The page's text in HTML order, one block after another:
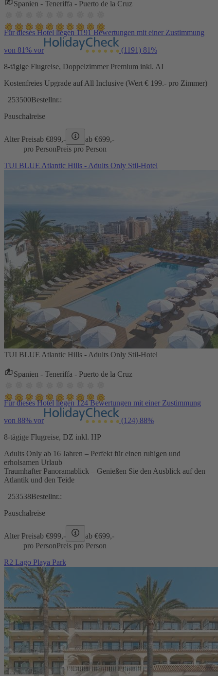
Spanien - Teneriffa - Puerto de la Cruz
Für dieses Hotel liegen 1191 Bewertungen mit einer Zustimmung
von 81% vor (1191) 81%
8-tägige Flugreise, Doppelzimmer Premium inkl. AI
Kostenfreies Upgrade auf All Inclusive (Wert € 199.- pro Zimmer)
253500Bestellnr.:
Pauschalreise
Alter Preisab €899,- ab €699,-
pro PersonPreis pro Person
TUI BLUE Atlantic Hills - Adults Only Stil-Hotel
TUI BLUE Atlantic Hills - Adults Only Stil-Hotel
Spanien - Teneriffa - Puerto de la Cruz
Für dieses Hotel liegen 124 Bewertungen mit einer Zustimmung
von 88% vor (124) 88%
8-tägige Flugreise, DZ inkl. HP
Adults Only ab 16 Jahren – Perfekt für einen ruhigen und
erholsamen Urlaub
Traumhafter Panoramablick – Genießen Sie den Ausblick auf den
Atlantik und den Teide
253538Bestellnr.:
Pauschalreise
Alter Preisab €999,- ab €699,-
pro PersonPreis pro Person
R2 Lago Playa Park